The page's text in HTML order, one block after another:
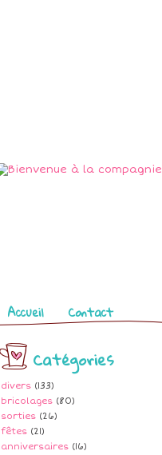
Pages
Accueil Contact
Catégories
divers (133)
bricolages (80)
sorties (26)
fêtes (21)
anniversaires (16)